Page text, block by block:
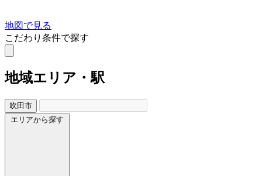
地図で見る
こだわり条件で探す
地域エリア・駅
吹田市
エリアから探す